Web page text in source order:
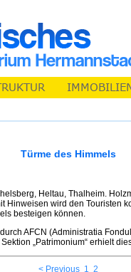
Türme des Himmels
Heltau, Thalheim.
Hinweisen wird den Touristen
besteigen können.
AFCN (Administratia
„Patrimonium“ erhielt
< Previous 1 2